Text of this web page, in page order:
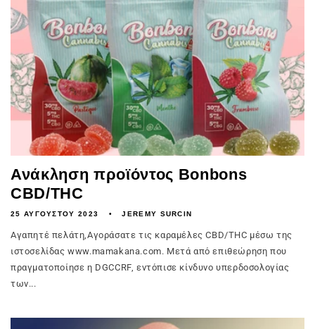
Ανάκληση προϊόντος Bonbons
CBD/THC
25 ΑΥΓΟΎΣΤΟΥ 2023 JEREMY SURCIN
Αγαπητέ πελάτη,Αγοράσατε τις καραμέλες CBD/THC μέσω της
ιστοσελίδας www.mamakana.com. Μετά από επιθεώρηση που
πραγματοποίησε η DGCCRF, εντόπισε κίνδυνο υπερδοσολογίας
των...